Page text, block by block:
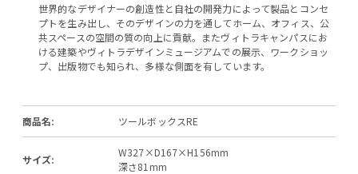
世界的なデザイナーの創造性と自社の開発力によって製品とコンセ
プトを生み出し、そのデザインの力を通してホーム、オフィス、公
共スペースの空間の質の向上に貢献。またヴィトラキャンパスにお
ける建築やヴィトラデザインミュージアムでの展示、ワークショッ
プ、出版物でも知られ、多様な側面を有しています。
商品名: ツールボックスRE
サイズ:
W327×D167×H156mm
深さ81mm